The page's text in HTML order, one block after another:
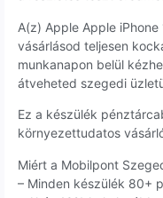
A(z) Apple Apple
vásárlásod teljesen
munkanapon belül
átveheted szegedi
Ez a készülék
környezettudatos
Miért a Mobilpont
– Minden készülék 80+